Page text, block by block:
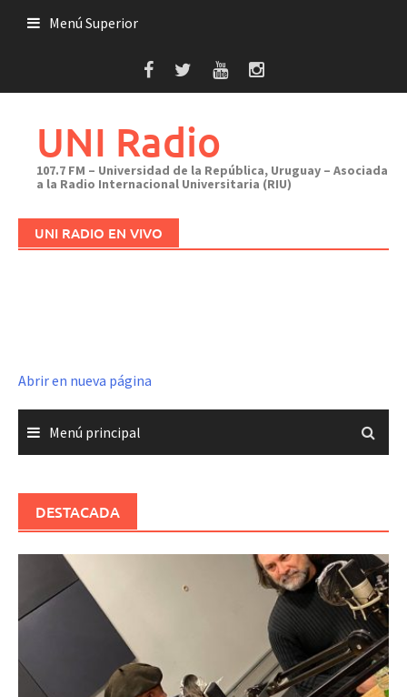
Menú Superior
UNI Radio
107.7 FM – Universidad de la República, Uruguay – Asociada
a la Radio Internacional Universitaria (RIU)
UNI RADIO EN VIVO
Abrir en nueva página
Menú principal
DESTACADA